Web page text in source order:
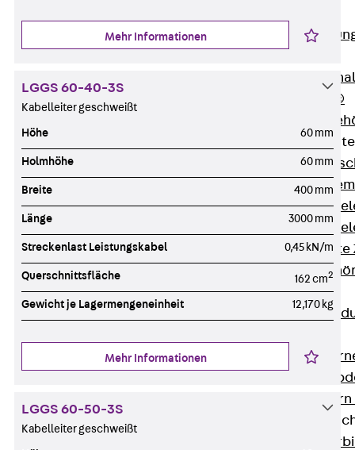
RAPIDOBAT®
Schalrohre
Zurück
Verbindung
Zurück
Querkraftdorn
Mehr Informationen
LGGS 60-40-3S
Kabelleiter geschweißt
Höhe 60 mm
Holmhöhe 60 mm
Breite 400 mm
Länge 3000 mm
Streckenlast Leistungskabel 0,45 kN/m
Querschnittsfläche 162 cm2
Gewicht je Lagermengeneinheit 12,170 kg
Mehr Informationen
LGGS 60-50-3S
Kabelleiter geschweißt